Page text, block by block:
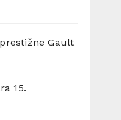
Gault
15.